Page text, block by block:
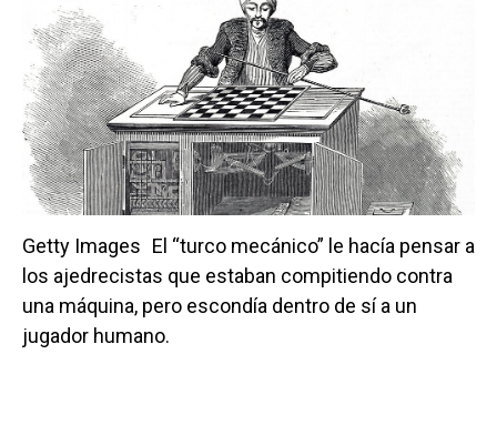
Getty Images El “turco mecánico” le hacía pensar a
los ajedrecistas que estaban compitiendo contra
una máquina, pero escondía dentro de sí a un
jugador humano.